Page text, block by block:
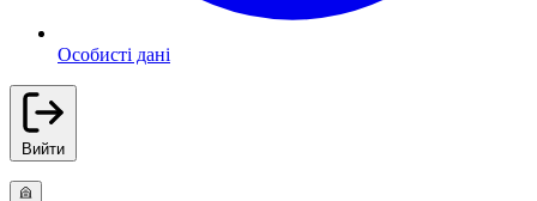
Особисті дані
Вийти